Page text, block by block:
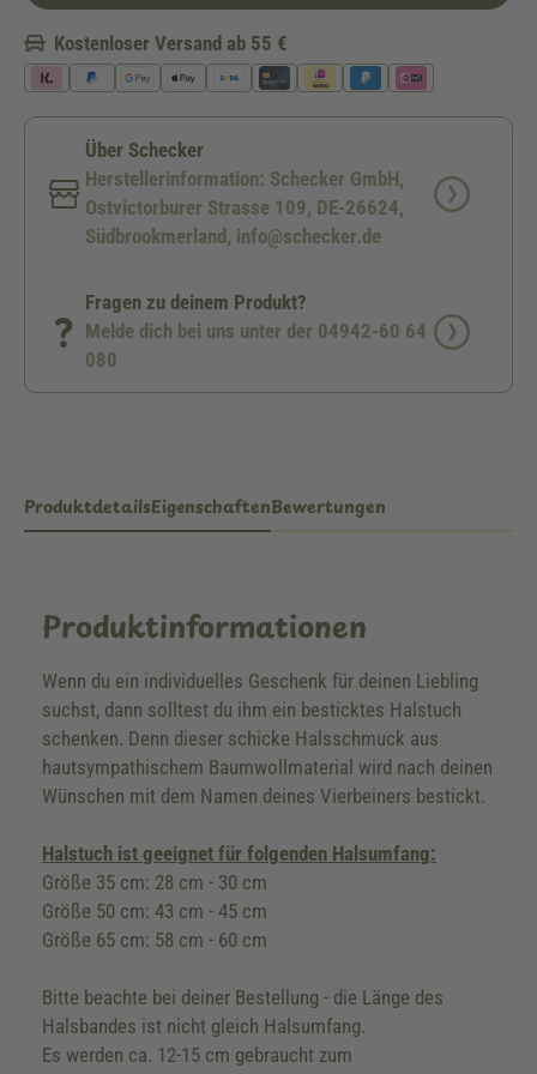
Kostenloser Versand ab 55 €
Über Schecker
Herstellerinformation: Schecker GmbH,
Ostvictorburer Strasse 109, DE-26624,
Südbrookmerland, info@schecker.de
Fragen zu deinem Produkt?
Melde dich bei uns unter der 04942-60 64
080
ProduktdetailsEigenschaftenBewertungen
Produktinformationen
Wenn du ein individuelles Geschenk für deinen Liebling
suchst, dann solltest du ihm ein besticktes Halstuch
schenken. Denn dieser schicke Halsschmuck aus
hautsympathischem Baumwollmaterial wird nach deinen
Wünschen mit dem Namen deines Vierbeiners bestickt.
Halstuch ist geeignet für folgenden Halsumfang:
Größe 35 cm: 28 cm - 30 cm
Größe 50 cm: 43 cm - 45 cm
Größe 65 cm: 58 cm - 60 cm
Bitte beachte bei deiner Bestellung - die Länge des
Halsbandes ist nicht gleich Halsumfang.
Es werden ca. 12-15 cm gebraucht zum